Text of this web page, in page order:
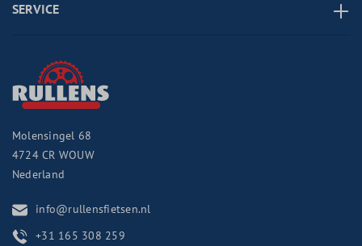
SERVICE
Molensingel 68
4724 CR WOUW
Nederland
info@rullensfietsen.nl
+31 165 308 259